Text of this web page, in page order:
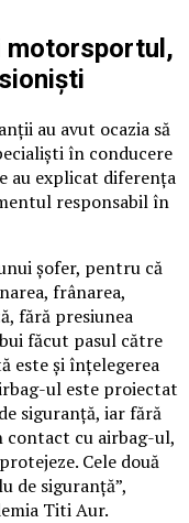
motorsportul,
au avut ocazia să
în conducere
au explicat diferența
responsabil în
șofer, pentru că
frânarea,
fără presiunea
făcut pasul către
este și înțelegerea
ul este proiectat
siguranță, iar fără
contact cu airbag-ul,
Cele două
de siguranță”,
Titi Aur.